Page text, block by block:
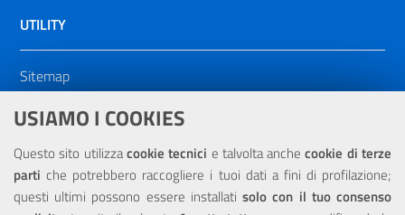
USIAMO I COOKIES
Questo sito utilizzacookie tecnici e talvolta anchecookie di terze
parti che potrebbero raccogliere i tuoi dati a fini di profilazione;
questi ultimi possono essere installatisolo con il tuo consenso
UTILITY
Sitemap
Dichiarazione di accessibilità
NOTE LEGALI
Privacy